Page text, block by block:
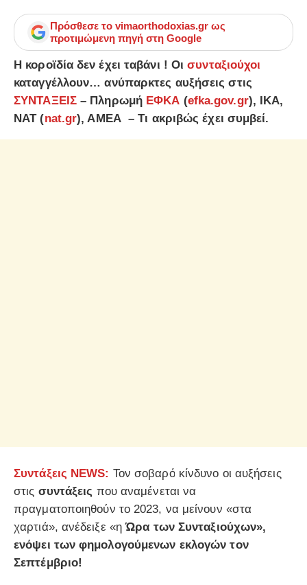
Πρόσθεσε το vimaorthodoxias.gr ως
προτιμώμενη πηγή στη Google
Η κοροϊδία δεν έχει ταβάνι ! Οισυνταξιούχοι
καταγγέλλουν… ανύπαρκτες αυξήσεις στις
ΣΥΝΤΑΞΕΙΣ– Πληρωμή ΕΦΚΑ (efka.gov.gr), ΙΚΑ,
ΝΑΤ (nat.gr), ΑΜΕΑ – Τι ακριβώς έχει συμβεί.
Συντάξεις NEWS: Τον σοβαρό κίνδυνο οι αυξήσεις
στις συντάξεις που αναμένεται να
πραγματοποιηθούν το 2023, να μείνουν «στα
χαρτιά», ανέδειξε «η Ώρα των Συνταξιούχων»,
ενόψει των φημολογούμενων εκλογών τον
Σεπτέμβριο!